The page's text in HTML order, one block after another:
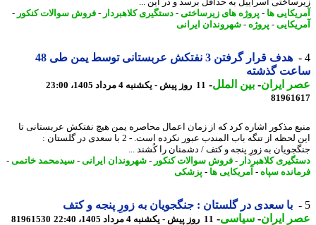
اسراییل به حداقل برسد و در این ...
ها- پروژه های زیرساختی-دستگیری کلاهبردار-فروش سوالات کنکور-
-پروژه-شهروندان ایرانی
هدف قرار گرفتن 3 نفتکش عربستانی توسط یمن طی 48
گذشته
ایران- بین الملل-11 روز پیش - یکشنبه 4 مرداد 1405، 23:00
مذکور اشاره کرد که از زمان اعمال محاصره یمن هیچ نفتکش عربستانی تا
این لحظه از تنگه باب المندب عبور نکرده است. - 2 با سعدی در گلستان :
به زورِ پنجه و کتف / دشمنان را کُشند ...
کلاهبردار-فروش سوالات کنکور-شهروندان ایرانی- سیدمحمد خاتمی-
سپاه-آمریکایی ها- پزشکی
با سعدی در گلستان : جنگجویان به زورِ پنجه و کتف
ایران- سیاسی-11 روز پیش - یکشنبه 4 مرداد 1405، 22:40 81961530